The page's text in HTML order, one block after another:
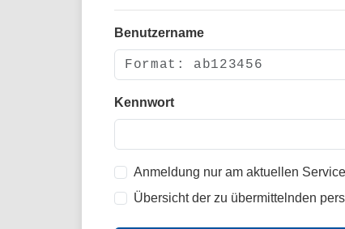
Benutzername
Kennwort
Anmeldung nur am aktuellen
Übersicht der zu übermittelnden